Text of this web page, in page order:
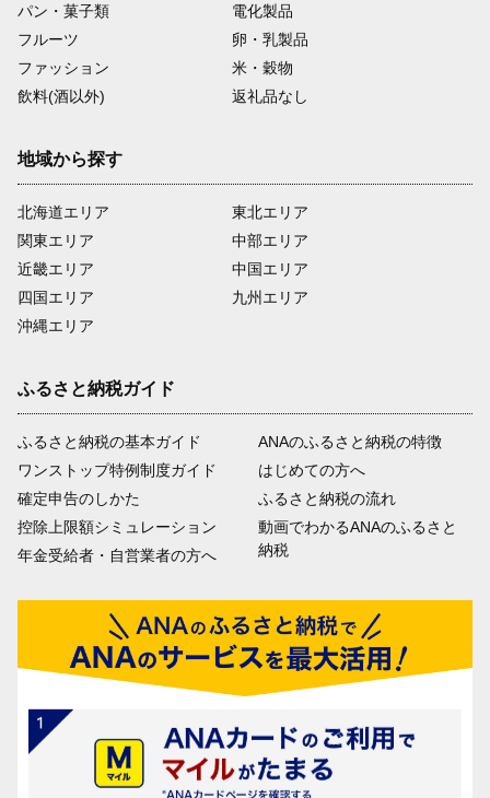
パン・菓子類
電化製品
フルーツ
卵・乳製品
ファッション
米・穀物
飲料(酒以外)
返礼品なし
地域から探す
北海道エリア
関東エリア
近畿エリア
四国エリア
沖縄エリア
東北エリア
中部エリア
中国エリア
九州エリア
ふるさと納税ガイド
ふるさと納税の基本ガイド
ワンストップ特例制度ガイド
確定申告のしかた
控除上限額シミュレーション
年金受給者・自営業者の方へ
ANAのふるさと納税の特徴
はじめての方へ
ふるさと納税の流れ
動画でわかるANAのふるさと
納税